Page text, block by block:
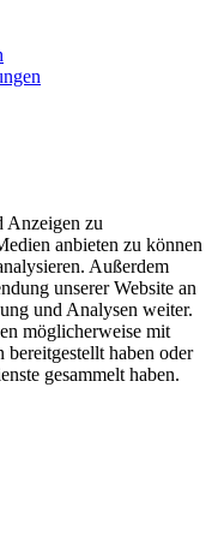
Anzeigen zu
anbieten zu können
Außerdem
unserer Website an
und Analysen weiter.
möglicherweise mit
bereitgestellt haben oder
gesammelt haben.